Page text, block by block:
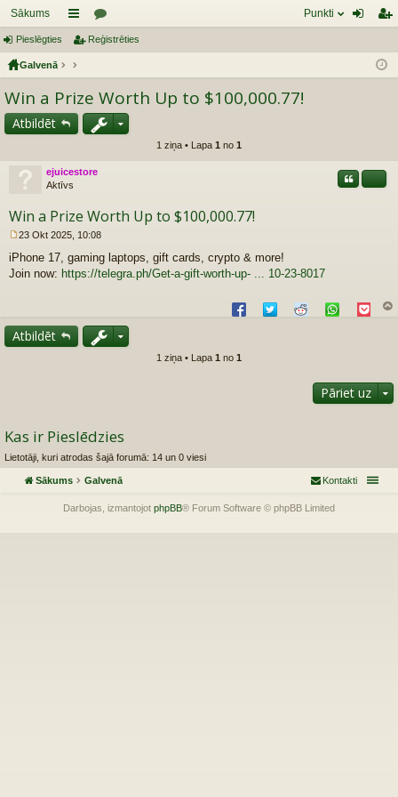
Sākums
aī
sn
es
or
mi
Punkti
ist
Pieslēgties Reģistrēties
Galvenā
Win a Prize Worth Up to $100,000.77!
Atbildēt
1 ziņa • Lapa 1 no 1
ejuicestore
Aktīvs
Win a Prize Worth Up to $100,000.77!
Citāts
a
k
23 Okt 2025, 10:08
iPhone 17, gaming laptops, gift cards, crypto & more!
Join now: https://telegra.ph/Get-a-gift-worth-up- ... 10-23-8017
Atbildēt
1 ziņa • Lapa 1 no 1
Pāriet uz
Kas ir Pieslēdzies
Lietotāji, kuri atrodas šajā forumā: 14 un 0 viesi
Sākums Galvenā Kontakti
Darbojas, izmantojot phpBB® Forum Software © phpBB Limited